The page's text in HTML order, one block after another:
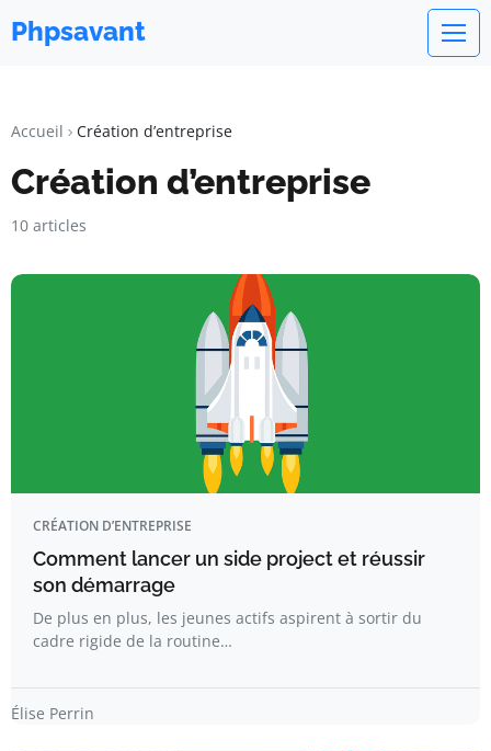
Phpsavant
Accueil Création d’entreprise
Création d’entreprise
10 articles
CRÉATION D’ENTREPRISE
Comment lancer un side project et réussir
son démarrage
De plus en plus, les jeunes actifs aspirent à sortir du
cadre rigide de la routine…
Élise Perrin